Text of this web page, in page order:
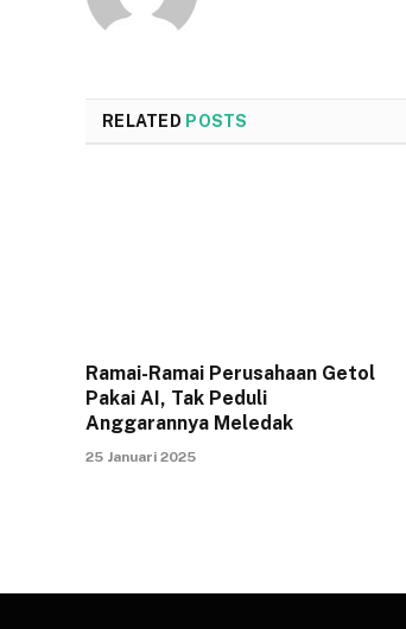
RELATED POSTS
Ramai-Ramai Perusahaan Getol
Pakai AI, Tak Peduli
Anggarannya Meledak
25 Januari 2025